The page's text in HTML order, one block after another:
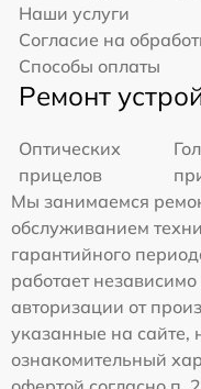
Наши услуги
Согласие на
Способы оплаты
Ремонт
Оптических
прицелов
Мы занимаемся
обслуживанием
гарантийного
работает
авторизации от
указанные на сайте,
ознакомительный